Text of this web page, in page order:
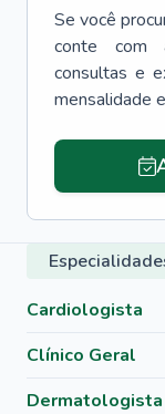
Se você
conte com
consultas e
mensalidade
Cardiologista
Clínico Geral
Dermatologista